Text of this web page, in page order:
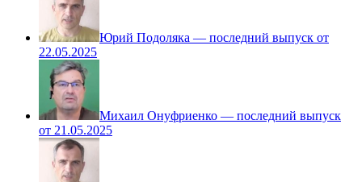
Юрий Подоляка — последний выпуск от
22.05.2025
Михаил Онуфриенко — последний выпуск
от 21.05.2025